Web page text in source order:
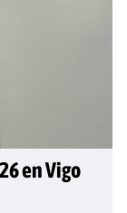
en Vigo